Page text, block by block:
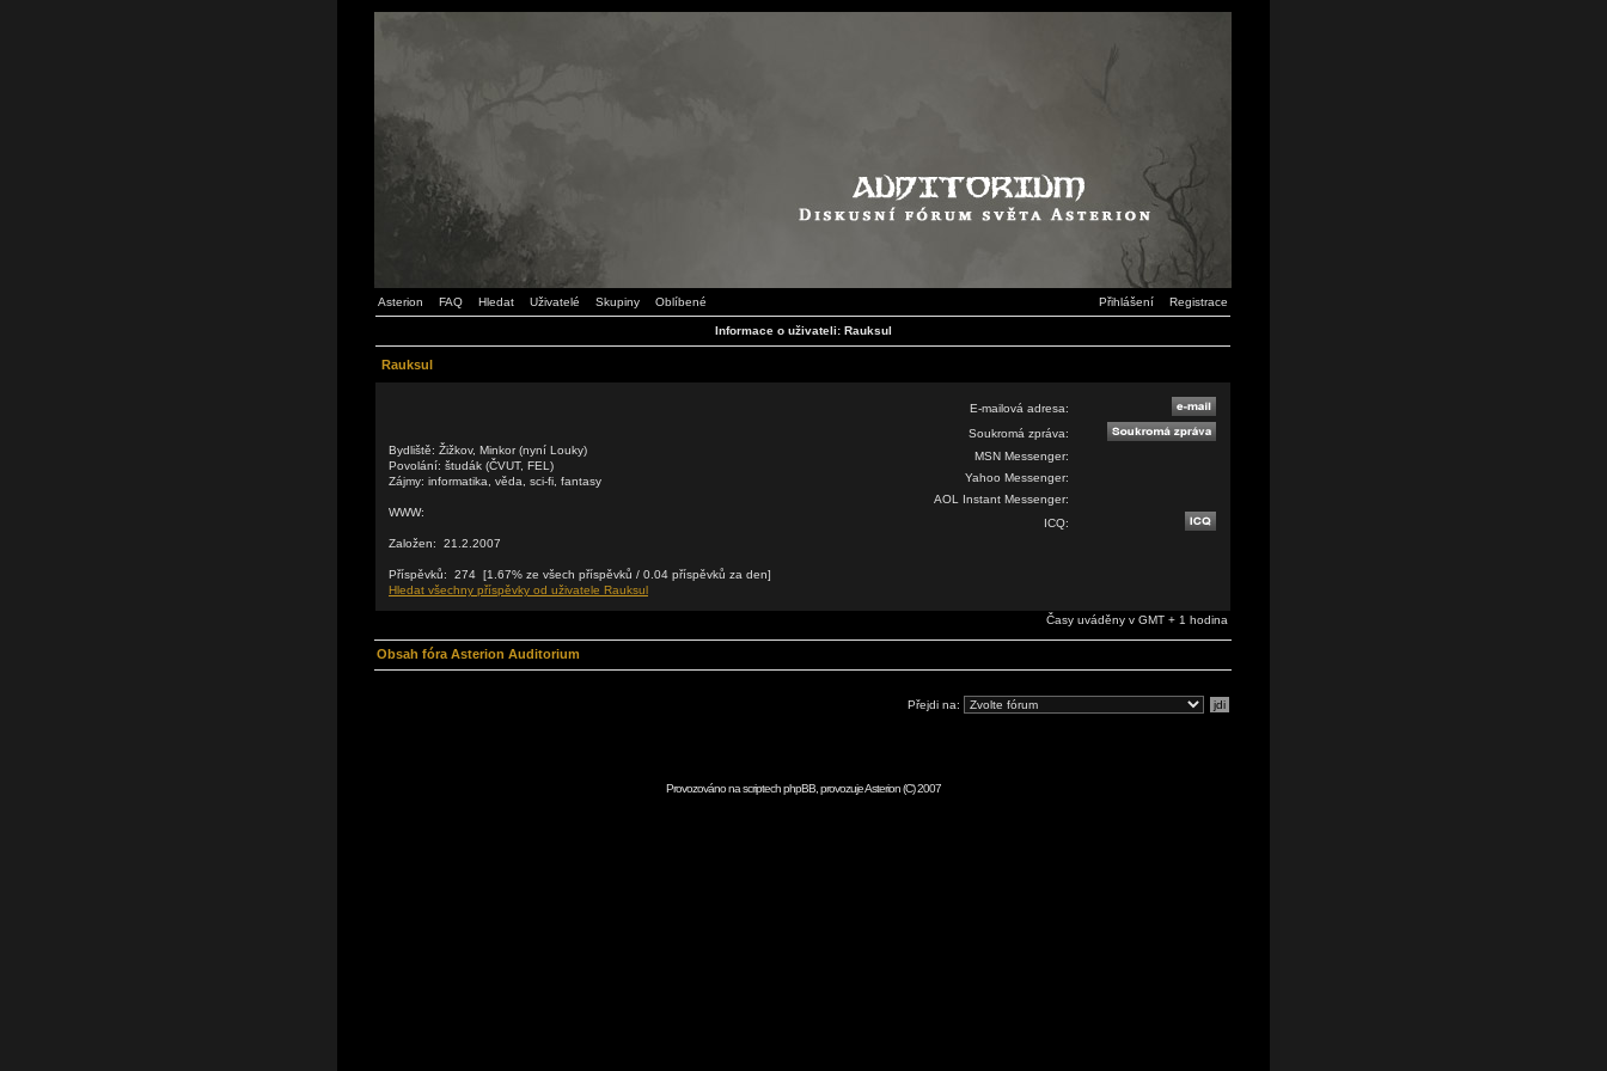
Asterion FAQ Hledat Uživatelé Skupiny Oblíbené Přihlášení Registrace
Informace o uživateli: Rauksul
Rauksul
Bydliště: Žižkov, Minkor (nyní Louky)
Povolání: študák (ČVUT, FEL)
Zájmy: informatika, věda, sci-fi, fantasy
WWW:
Založen: 21.2.2007
Příspěvků: 274 [1.67% ze všech příspěvků / 0.04 příspěvků za den]
Hledat všechny příspěvky od uživatele Rauksul
E-mailová adresa:
Soukromá zpráva:
MSN Messenger:
Yahoo Messenger:
AOL Instant Messenger:
ICQ:
Časy uváděny v GMT + 1 hodina
Obsah fóra Asterion Auditorium
Přejdi na:
Provozováno na scriptechphpBB, provozujeAsterion(C) 2007